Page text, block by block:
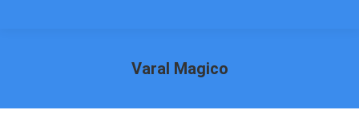
Varal Magico